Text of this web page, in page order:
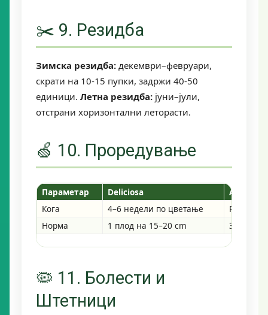
✂️ 9. Резидба
Зимска резидба: декември–февруари,
скрати на 10-15 пупки, задржи 40-50
единици. Летна резидба: јуни–јули,
отстрани хоризонтални леторасти.
🍏 10. Проредување
Параметар Deliciosa
Arguta
Кога
4–6 недели по цветање
Ретко
Норма
1 плод на 15–20 cm 3–5
🦠 11. Болести и
Штетници